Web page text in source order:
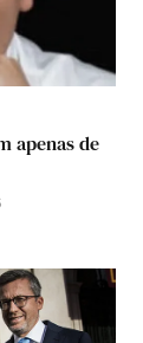
apenas de